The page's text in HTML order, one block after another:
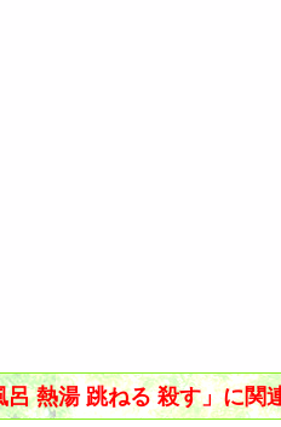
熱湯 跳ねる 殺す」に関